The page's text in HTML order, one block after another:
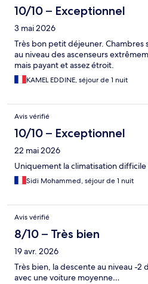
10/10 – Exceptionnel
3 mai 2026
Très bon petit déjeuner. Chambres
au niveau des ascenseurs
mais payant et assez étroit.
KAMEL EDDINE, séjour de 1 nuit
Avis vérifié
10/10 – Exceptionnel
22 mai 2026
Uniquement la climatisation difficile
Sidi Mohammed, séjour de 1 nuit
Avis vérifié
8/10 – Très bien
19 avr. 2026
Très bien, la descente au niveau -
avec une voiture moyenne…